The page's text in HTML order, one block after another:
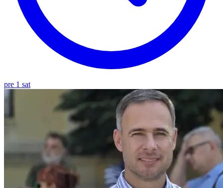
pre 1 sat